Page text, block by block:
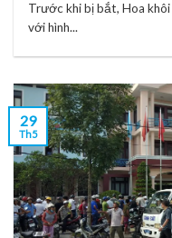
Trước khi bị bắt, Hoa
với hình...
29
Th5